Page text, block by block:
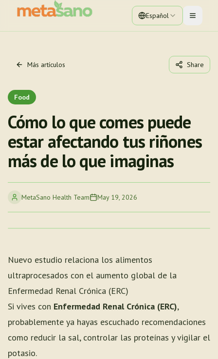
Español Toggle
Más artículos Share
Food
Cómo lo que comes puede
estar afectando tus riñones
más de lo que imaginas
MetaSano Health Team May 19, 2026
Nuevo estudio relaciona los alimentos
ultraprocesados con el aumento global de la
Enfermedad Renal Crónica (ERC)
Si vives con Enfermedad Renal Crónica (ERC),
probablemente ya hayas escuchado recomendaciones
como reducir la sal, controlar las proteínas y vigilar el
potasio.